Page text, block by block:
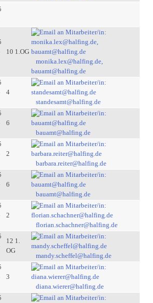
10 1.OG
monika.lex@halfing.de,
bauamt@halfing.de
4
standesamt@halfing.de
6
bauamt@halfing.de
2
barbara.reiter@halfing.de
6
bauamt@halfing.de
2
florian.schachner@halfing.de
12 1.
OG
mandy.scheffel@halfing.de
3
diana.wierer@halfing.de